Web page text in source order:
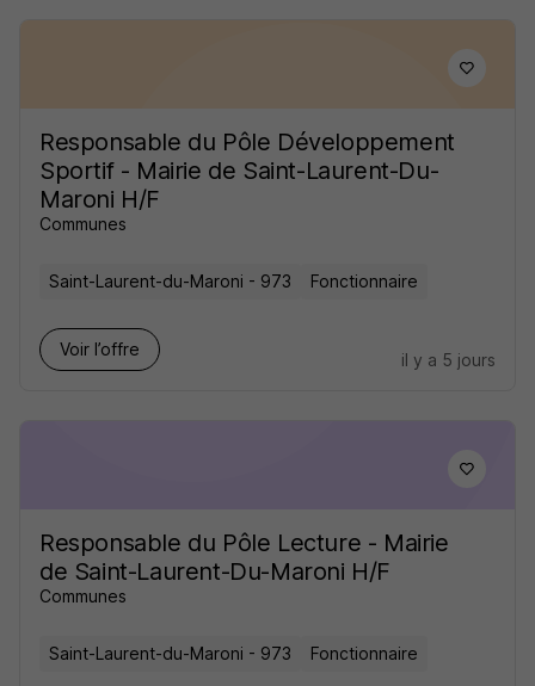
Responsable du Pôle Développement
Sportif - Mairie de Saint-Laurent-Du-
Maroni H/F
Communes
Saint-Laurent-du-Maroni - 973 Fonctionnaire
Voir l’offre
il y a 5 jours
Responsable du Pôle Lecture - Mairie
de Saint-Laurent-Du-Maroni H/F
Communes
Saint-Laurent-du-Maroni - 973 Fonctionnaire